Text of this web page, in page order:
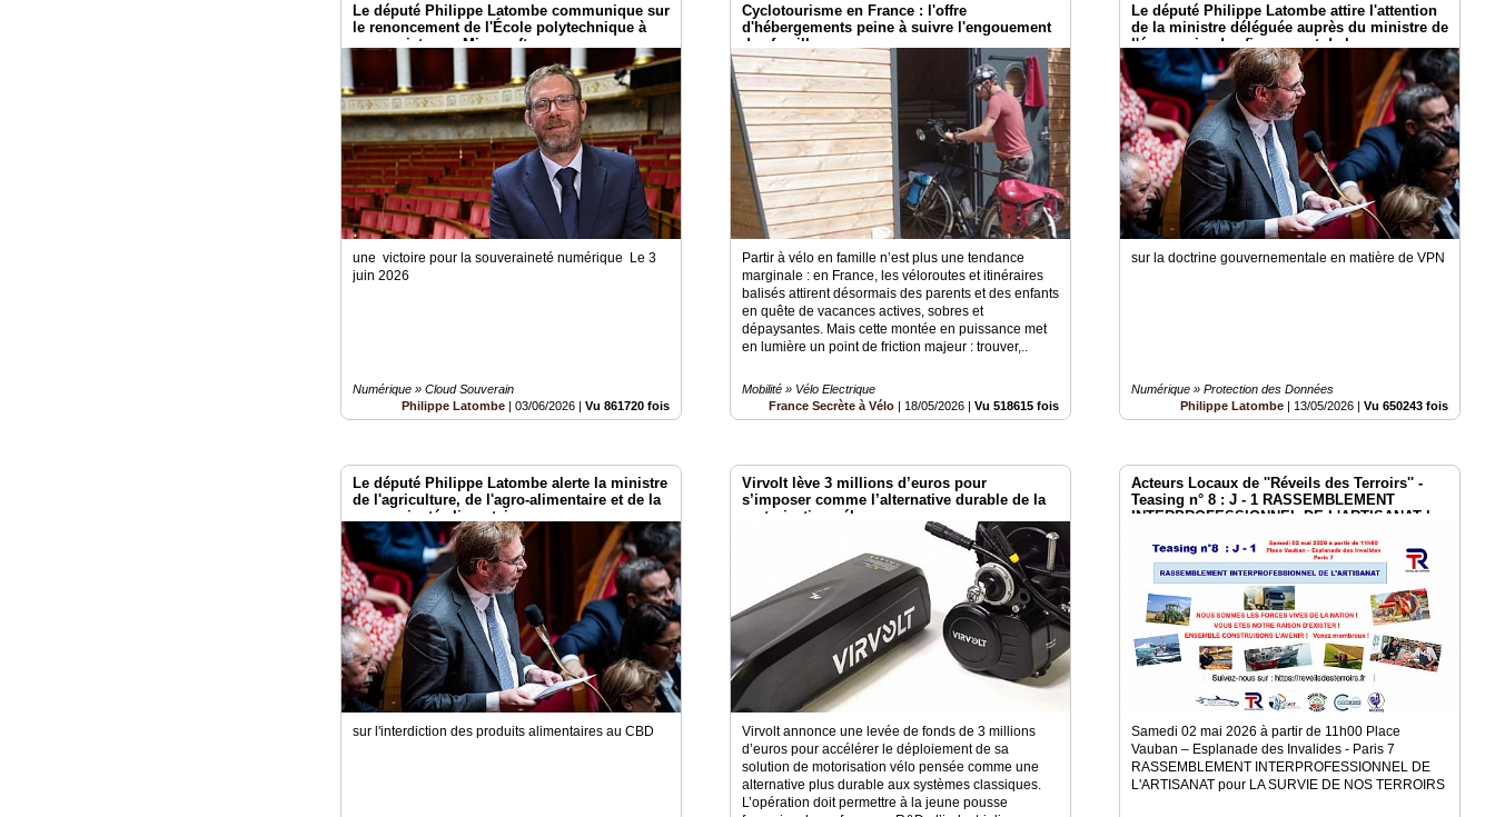
Le député Philippe Latombe communique sur
le renoncement de l'École polytechnique à
son projet avec Microsoft :
une victoire pour la souveraineté numérique Le 3
juin 2026
Numérique » Cloud Souverain
Philippe Latombe |03/06/2026 |Vu 861720 fois
Cyclotourisme en France : l'offre
d'hébergements peine à suivre l'engouement
des familles
Partir à vélo en famille n’est plus une tendance
marginale : en France, les véloroutes et itinéraires
balisés attirent désormais des parents et des enfants
en quête de vacances actives, sobres et
dépaysantes. Mais cette montée en puissance met
en lumière un point de friction majeur : trouver,..
Mobilité » Vélo Electrique
France Secrète à Vélo
18/05/2026 |Vu 518615 fois
Le député Philippe Latombe attire l'attention
de la ministre déléguée auprès du ministre de
l'économie, des finances et de la
souveraineté industrielle, énergétique et
numérique, chargée de l'intelligence
artificielle et du numérique
sur la doctrine gouvernementale en matière de VPN
Numérique » Protection des Données
Philippe Latombe
13/05/2026 |Vu 650243 fois
Le député Philippe Latombe alerte la ministre
de l'agriculture, de l'agro-alimentaire et de la
souveraineté alimentaire
sur l'interdiction des produits alimentaires au CBD
Virvolt lève 3 millions d’euros pour
s’imposer comme l’alternative durable de la
motorisation vélo
Virvolt annonce une levée de fonds de 3 millions
d’euros pour accélérer le déploiement de sa
solution de motorisation vélo pensée comme une
alternative plus durable aux systèmes classiques.
L’opération doit permettre à la jeune pousse
Acteurs Locaux de ''Réveils des Terroirs'' -
Teasing n° 8 : J - 1 RASSEMBLEMENT
INTERPROFESSIONNEL DE L'ARTISANAT le
Samedi 02 mai 2026 à partir de 11h00 Place
Vauban – Esplanade des Invalides - Paris 7
RASSEMBLEMENT INTERPROFESSIONNEL DE
L'ARTISANAT pour LA SURVIE DE NOS TERROIRS